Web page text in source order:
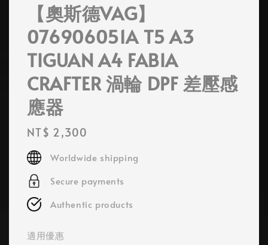
【奧斯德VAG】
076906051A T5 A3
TIGUAN A4 FABIA
CRAFTER 渦輪 DPF 差壓感
應器
Regular
price
NT$ 2,300
Worldwide shipping
Secure payments
Authentic products
適用優惠